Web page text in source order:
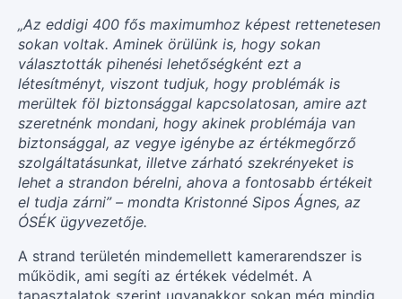
„Az eddigi 400 fős maximumhoz képest rettenetesen
sokan voltak. Aminek örülünk is, hogy sokan
választották pihenési lehetőségként ezt a
létesítményt, viszont tudjuk, hogy problémák is
merültek föl biztonsággal kapcsolatosan, amire azt
szeretnénk mondani, hogy akinek problémája van
biztonsággal, az vegye igénybe az értékmegőrző
szolgáltatásunkat, illetve zárható szekrényeket is
lehet a strandon bérelni, ahova a fontosabb értékeit
el tudja zárni” – mondta Kristonné Sipos Ágnes, az
ÓSÉK ügyvezetője.
A strand területén mindemellett kamerarendszer is
működik, ami segíti az értékek védelmét. A
tapasztalatok szerint ugyanakkor sokan még mindig